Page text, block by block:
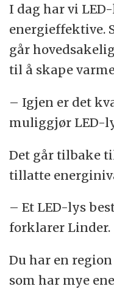
I dag har vi
energieffektive.
går
til å skape
– Igjen er det
muliggjør LED-
Det går tilbake
tillatte
– Et LED-lys
forklarer Linder.
Du har en
som har mye